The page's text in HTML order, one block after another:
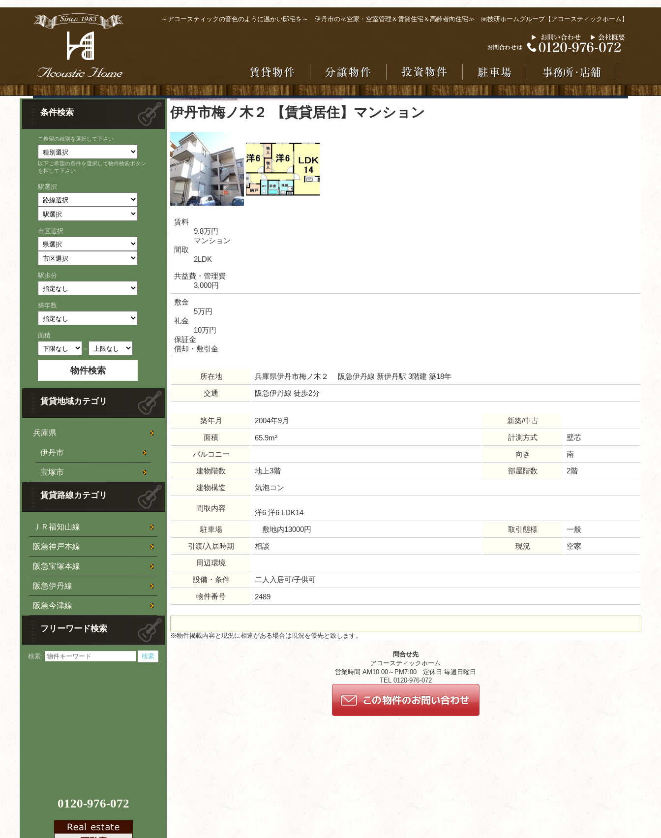
～アコースティックの音色のように温かい邸宅を～ 伊丹市の≪空家・空室管理＆賃貸住宅＆高齢者向住宅≫ ㈱技研ホームグループ【アコースティックホーム】
条件検索
ご希望の種別を選択して下さい
以下ご希望の条件を選択して物件検索ボタン
を押して下さい
駅選択
市区選択
駅歩分
築年数
面積
～
賃貸地域カテゴリ
兵庫県
伊丹市
宝塚市
賃貸路線カテゴリ
ＪＲ福知山線
阪急神戸本線
阪急宝塚本線
阪急伊丹線
阪急今津線
フリーワード検索
検索:
0120-976-072
伊丹市梅ノ木２ 【賃貸居住】マンション
賃料
9.8万円
マンション
間取
2LDK
共益費・管理費
3,000円
敷金
5万円
礼金
10万円
保証金
償却・敷引金
所在地
兵庫県伊丹市梅ノ木２ 阪急伊丹線 新伊丹駅 3階建 築18年
交通
阪急伊丹線 徒歩2分
築年月 2004年9月
新築/中古
面積
65.9m² 計測方式
壁芯
バルコニー
向き
南
建物階数
地上3階 部屋階数
2階
建物構造
気泡コン
間取内容
洋6 洋6 LDK14
駐車場
敷地内13000円 取引態様
一般
引渡/入居時期
相談 現況
空家
周辺環境
設備・条件
二人入居可/子供可
物件番号
2489
※物件掲載内容と現況に相違がある場合は現況を優先と致します。
問合せ先
アコースティックホーム
営業時間 AM10:00～PM7:00 定休日 毎週日曜日
TEL 0120-976-072